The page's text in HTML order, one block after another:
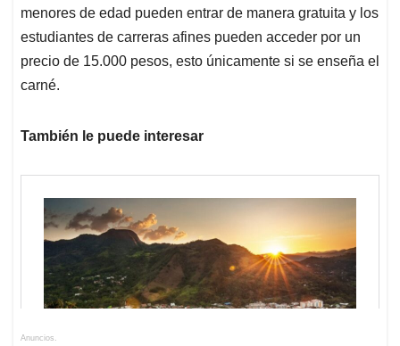
menores de edad pueden entrar de manera gratuita y los
estudiantes de carreras afines pueden acceder por un
precio de 15.000 pesos, esto únicamente si se enseña el
carné.
También le puede interesar
Anuncios.